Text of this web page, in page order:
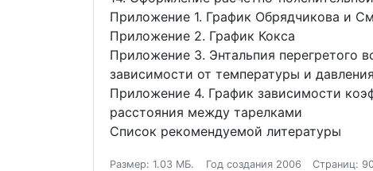
Приложение 1. График Обрядчикова и
Приложение 2. График Кокса
Приложение 3. Энтальпия перегретого
зависимости от температуры и давления
Приложение 4. График зависимости
расстояния между тарелками
Список рекомендуемой литературы
Размер: 1.03 МБ. Год создания 2006 Страниц: